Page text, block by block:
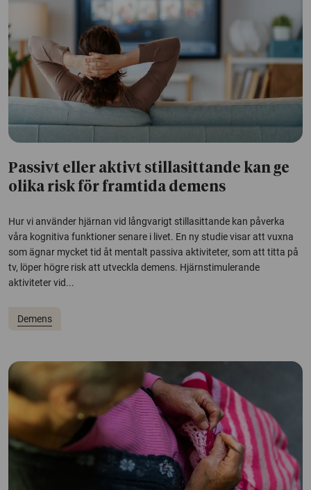
Passivt eller aktivt stillasittande kan ge
olika risk för framtida demens
Hur vi använder hjärnan vid långvarigt stillasittande kan påverka
våra kognitiva funktioner senare i livet. En ny studie visar att vuxna
som ägnar mycket tid åt mentalt passiva aktiviteter, som att titta på
tv, löper högre risk att utveckla demens. Hjärnstimulerande
aktiviteter vid...
Demens